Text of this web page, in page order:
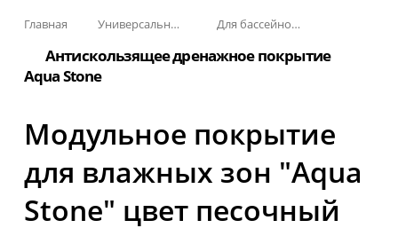
Главная Универсальные модульные покрытия Для бассейнов и аквапарков
Антискользящее дренажное покрытие
Aqua Stone
Модульное покрытие
для влажных зон "Aqua
Stone" цвет песочный